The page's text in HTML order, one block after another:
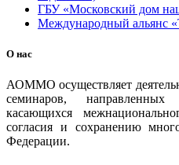
ГБУ «Московский дом
Международный альянс
О нас
АОММО осуществляет
семинаров,
касающихся
согласия и сохранению
Федерации.